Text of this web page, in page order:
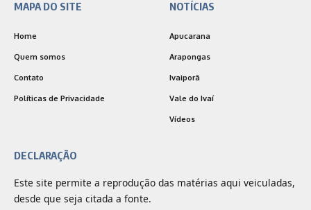
MAPA DO SITE
Home
Quem somos
Contato
Políticas de Privacidade
NOTÍCIAS
Apucarana
Arapongas
Ivaiporã
Vale do Ivaí
Vídeos
DECLARAÇÃO
Este site permite a reprodução das matérias aqui veiculadas,
desde que seja citada a fonte.